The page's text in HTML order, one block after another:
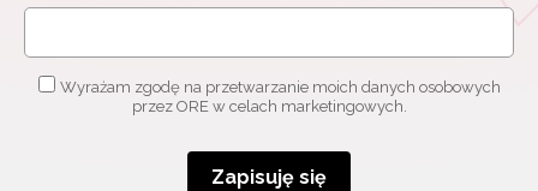
Wyrażam zgodę na przetwarzanie moich danych osobowych
przez ORE w celach marketingowych.
Zapisuję się